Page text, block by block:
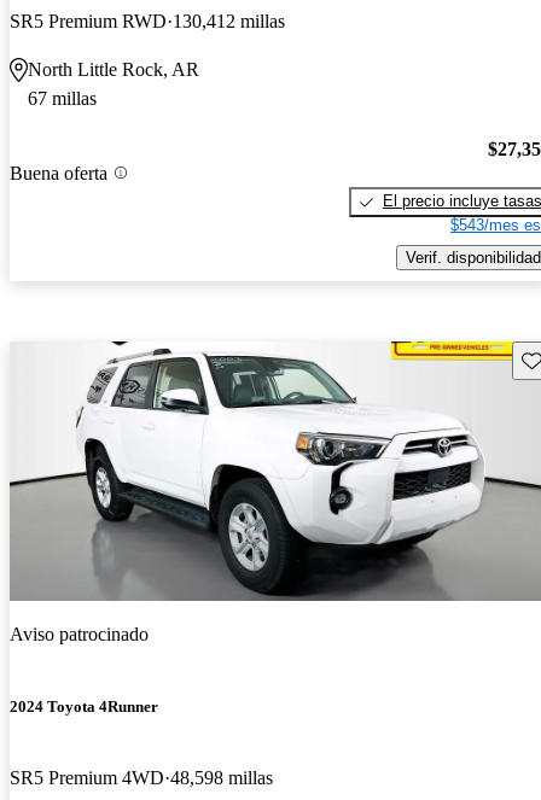
SR5 Premium RWD 130,412 millas
North Little Rock, AR
67 millas
Buena oferta
El precio incluye tasas
$543/mes
Verif. disponibilidad
Aviso patrocinado
2024 Toyota 4Runner
SR5 Premium 4WD 48,598 millas